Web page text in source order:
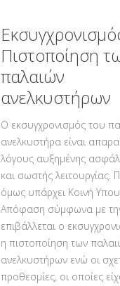
Πιστοποίηση
παλαιών
ανελκυστήρων
Ο εκσυγχρονισμός του
ανελκυστήρα είναι
λόγους αυξημένης
και σωστής λειτουργίας.
όμως υπάρχει Κοινή
Απόφαση σύμφωνα με
επιβάλλεται ο
η πιστοποίηση των
ανελκυστήρων ενώ οι
προθεσμίες, οι οποίες